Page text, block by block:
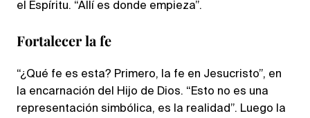
el Espíritu. “Allí es donde empieza”.
Fortalecer la fe
“¿Qué fe es esta? Primero, la fe en Jesucristo”, en
la encarnación del Hijo de Dios. “Esto no es una
representación simbólica, es la realidad”. Luego la